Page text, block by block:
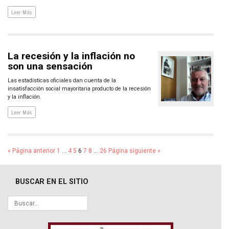
Leer Más
La recesión y la inflación no
son una sensación
Las estadísticas oficiales dan cuenta de la
insatisfacción social mayoritaria producto de la recesión
y la inflación.
Leer Más
« Página anterior 1 … 4 5 6 7 8 … 26 Página siguiente »
BUSCAR EN EL SITIO